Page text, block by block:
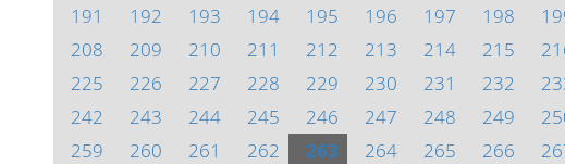
191
192 193 194 195 196 197 198
208
209 210 211 212 213 214 215
225
226 227 228 229 230 231 232
242
243 244 245 246 247 248 249
259
260 261 262 263 264 265 266